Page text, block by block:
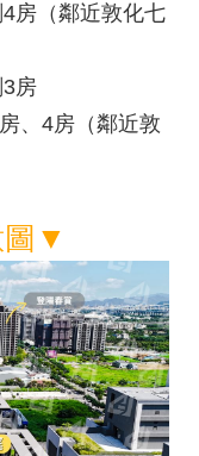
房（鄰近敦化七
房
、4房（鄰近敦
▼